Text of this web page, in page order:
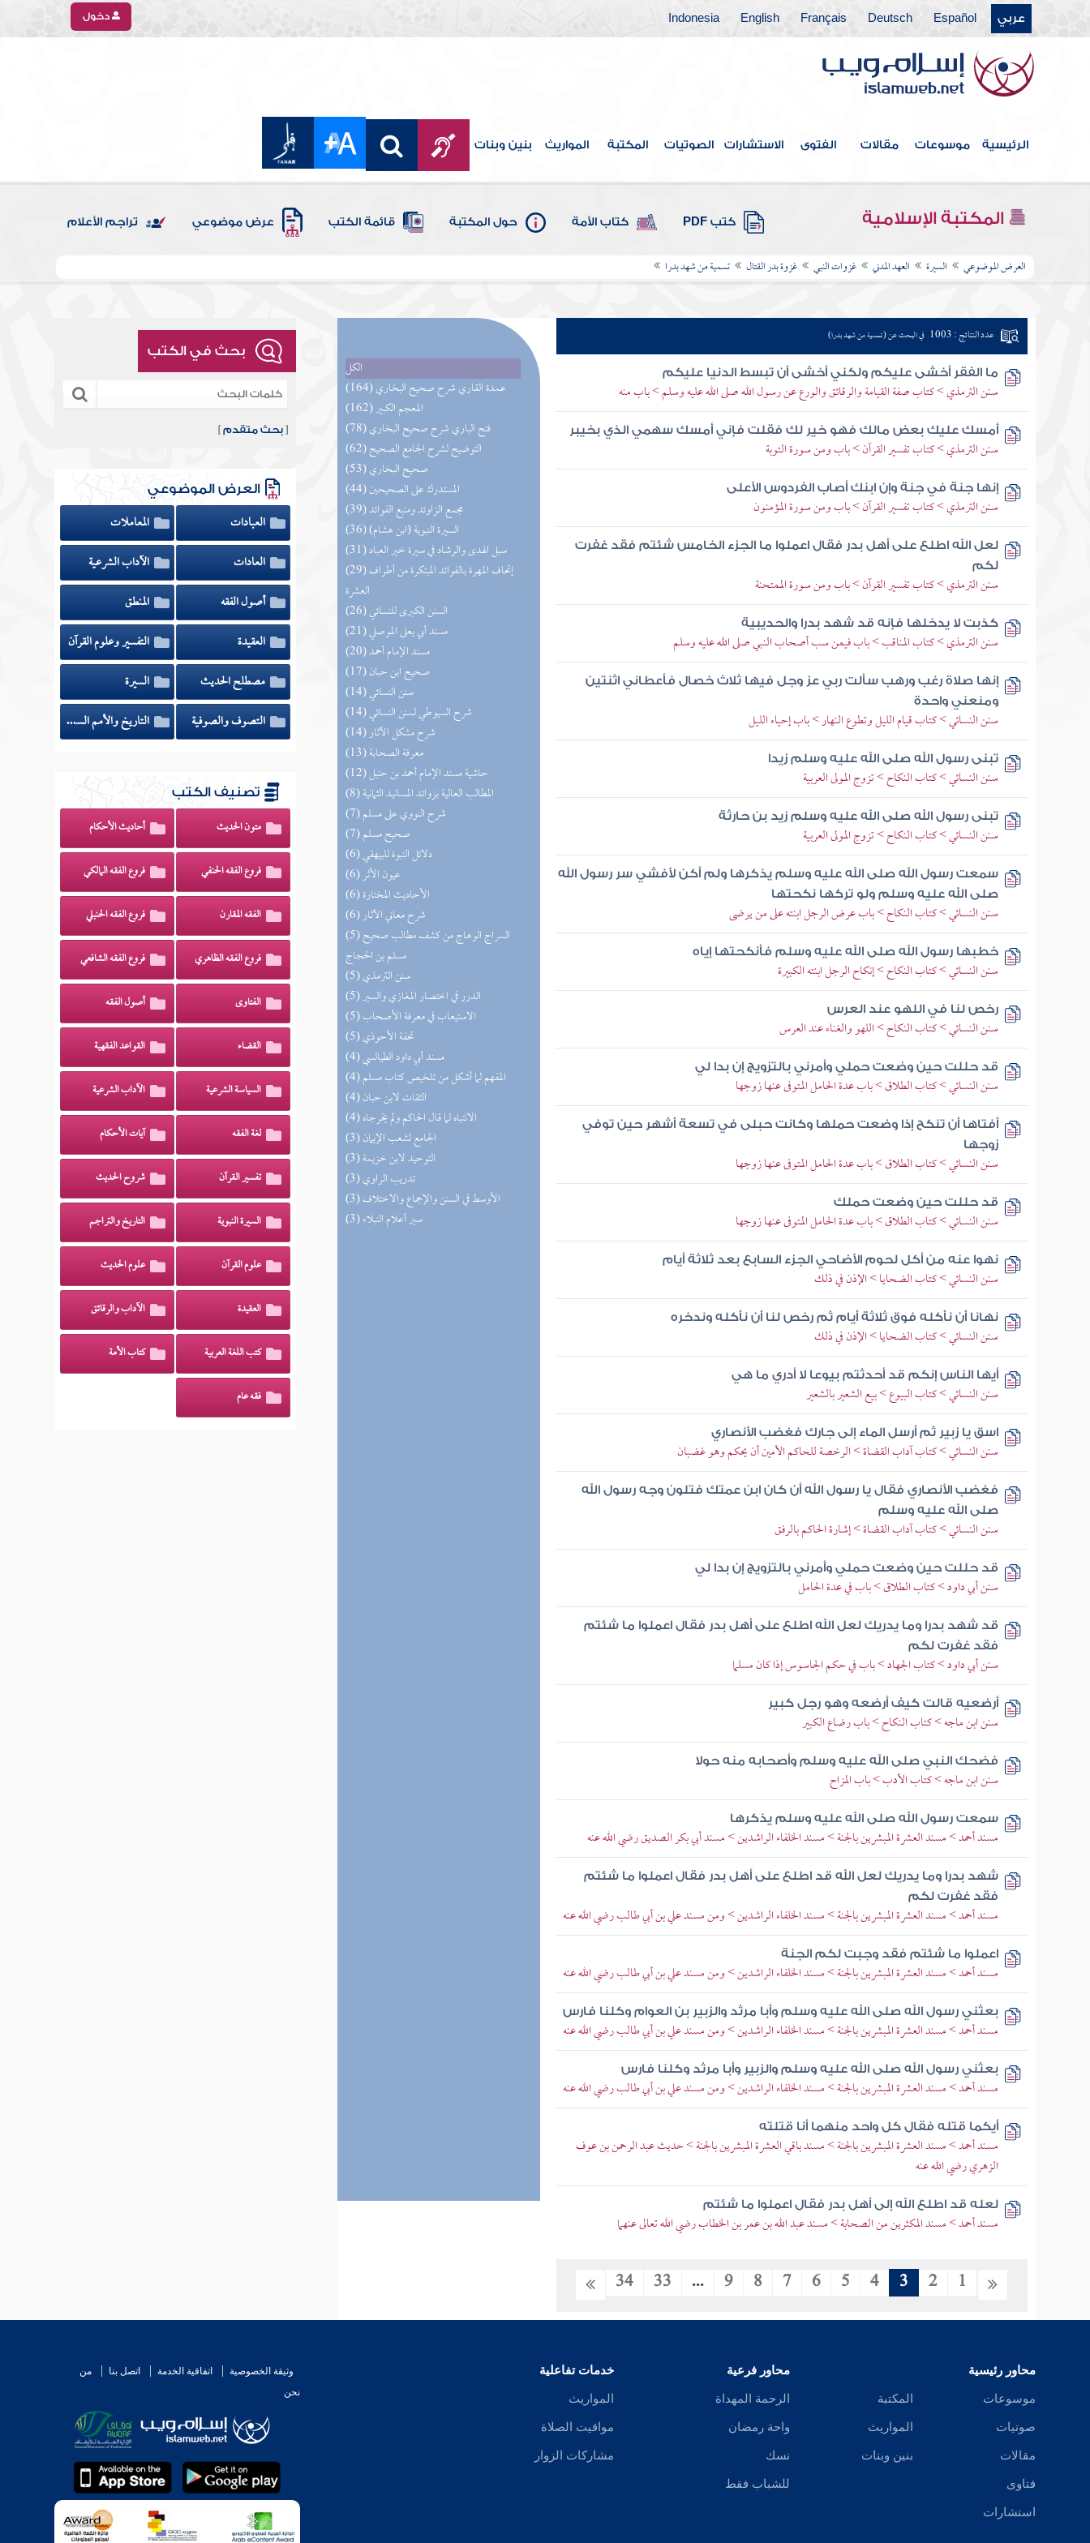
عربي Español
Deutsch
Français
English
Indonesia دخول
الرئيسية موسوعات مقالات الفتوى الاستشارات الصوتيات المكتبة المواريث بنين وبنات
المكتبة الإسلامية كتب PDF كتاب الأمة حول المكتبة قائمة الكتب عرض موضوعي تراجم الأعلام
العرض الموضوعي السيرة العهد المدني غزوات النبي غزوة بدر القتال تسمية من شهد بدرا
الكل
(164) عمدة القاري شرح صحيح البخاري
(162) المعجم الكبير
(78) فتح الباري شرح صحيح البخاري
(62) التوضيح لشرح الجامع الصحيح
(53) صحيح البخاري
(44) المستدرك على الصحيحين
(39) مجمع الزاوئد ومنبع الفوائد
(36) السيرة النبوية (ابن هشام)
(31) سبل الهدى والرشاد في سيرة خير العباد
(29) إتحاف المهرة بالفوائد المبتكرة من أطراف
العشرة
(26) السنن الكبرى للنسائي
(21) مسند أبي يعلى الموصلي
(20) مسند الإمام أحمد
(17) صحيح ابن حبان
(14) سنن النسائي
(14) شرح السيوطي لسنن النسائي
(14) شرح مشكل الآثار
(13) معرفة الصحابة
(12) حاشية مسند الإمام أحمد بن حنبل
(8) المطالب العالية بزوائد المسانيد الثمانية
(7) شرح النووي على مسلم
(7) صحيح مسلم
(6) دلائل النبوة للبيهقي
(6) عيون الأثر
(6) الأحاديث المختارة
(6) شرح معاني الآثار
(5) السراج الوهاج من كشف مطالب صحيح
مسلم بن الحجاج
(5) سنن الترمذي
(5) الدرر في اختصار المغازي والسير
(5) الاستيعاب في معرفة الأصحاب
(5) تحفة الأحوذي
(4) مسند أبي داود الطيالسي
(4) المفهم لما أشكل من تلخيص كتاب مسلم
(4) الثقات لابن حبان
(4) الانتباه لما قال الحاكم ولم يخرجاه
(3) الجامع لشعب الإيمان
(3) التوحيد لابن خزيمة
(3) تدريب الراوي
(3) الأوسط في السنن والإجماع والاختلاف
(3) سير أعلام النبلاء
عدد النتائج : 1003 في البحث عن (تسمية من شهد بدرا)
ما الفقر أخشى عليكم ولكني أخشى أن تبسط الدنيا عليكم
سنن الترمذي > كتاب صفة القيامة والرقائق والورع عن رسول الله صلى الله عليه وسلم > باب منه
أمسك عليك بعض مالك فهو خير لك فقلت فإني أمسك سهمي الذي بخيبر
سنن الترمذي > كتاب تفسير القرآن > باب ومن سورة التوبة
إنها جنة في جنة وإن ابنك أصاب الفردوس الأعلى
سنن الترمذي > كتاب تفسير القرآن > باب ومن سورة المؤمنون
لعل الله اطلع على أهل بدر فقال اعملوا ما الجزء الخامس شئتم فقد غفرت
لكم
سنن الترمذي > كتاب تفسير القرآن > باب ومن سورة الممتحنة
كذبت لا يدخلها فإنه قد شهد بدرا والحديبية
سنن الترمذي > كتاب المناقب > باب فيمن سب أصحاب النبي صلى الله عليه وسلم
إنها صلاة رغب ورهب سألت ربي عز وجل فيها ثلاث خصال فأعطاني اثنتين
ومنعني واحدة
سنن النسائي > كتاب قيام الليل وتطوع النهار > باب إحياء الليل
تبنى رسول الله صلى الله عليه وسلم زيدا
سنن النسائي > كتاب النكاح > تزوج المولى العربية
تبنى رسول الله صلى الله عليه وسلم زيد بن حارثة
سنن النسائي > كتاب النكاح > تزوج المولى العربية
سمعت رسول الله صلى الله عليه وسلم يذكرها ولم أكن لأفشي سر رسول الله
صلى الله عليه وسلم ولو تركها نكحتها
سنن النسائي > كتاب النكاح > باب عرض الرجل ابنته على من يرضى
خطبها رسول الله صلى الله عليه وسلم فأنكحتها إياه
سنن النسائي > كتاب النكاح > إنكاح الرجل ابنته الكبيرة
رخص لنا في اللهو عند العرس
سنن النسائي > كتاب النكاح > اللهو والغناء عند العرس
قد حللت حين وضعت حملي وأمرني بالتزويج إن بدا لي
سنن النسائي > كتاب الطلاق > باب عدة الحامل المتوفى عنها زوجها
أفتاها أن تنكح إذا وضعت حملها وكانت حبلى في تسعة أشهر حين توفي
زوجها
سنن النسائي > كتاب الطلاق > باب عدة الحامل المتوفى عنها زوجها
قد حللت حين وضعت حملك
سنن النسائي > كتاب الطلاق > باب عدة الحامل المتوفى عنها زوجها
نهوا عنه من أكل لحوم الأضاحي الجزء السابع بعد ثلاثة أيام
سنن النسائي > كتاب الضحايا > الإذن في ذلك
نهانا أن نأكله فوق ثلاثة أيام ثم رخص لنا أن نأكله وندخره
سنن النسائي > كتاب الضحايا > الإذن في ذلك
أيها الناس إنكم قد أحدثتم بيوعا لا أدري ما هي
سنن النسائي > كتاب البيوع > بيع الشعير بالشعير
اسق يا زبير ثم أرسل الماء إلى جارك فغضب الأنصاري
سنن النسائي > كتاب آداب القضاة > الرخصة للحاكم الأمين أن يحكم وهو غضبان
فغضب الأنصاري فقال يا رسول الله أن كان ابن عمتك فتلون وجه رسول الله
صلى الله عليه وسلم
سنن النسائي > كتاب آداب القضاة > إشارة الحاكم بالرفق
قد حللت حين وضعت حملي وأمرني بالتزويج إن بدا لي
سنن أبي داود > كتاب الطلاق > باب في عدة الحامل
قد شهد بدرا وما يدريك لعل الله اطلع على أهل بدر فقال اعملوا ما شئتم
فقد غفرت لكم
سنن أبي داود > كتاب الجهاد > باب في حكم الجاسوس إذا كان مسلما
أرضعيه قالت كيف أرضعه وهو رجل كبير
سنن ابن ماجه > كتاب النكاح > باب رضاع الكبير
فضحك النبي صلى الله عليه وسلم وأصحابه منه حولا
سنن ابن ماجه > كتاب الأدب > باب المزاح
سمعت رسول الله صلى الله عليه وسلم يذكرها
مسند أحمد > مسند العشرة المبشرين بالجنة > مسند الخلفاء الراشدين > مسند أبي بكر الصديق رضي الله عنه
شهد بدرا وما يدريك لعل الله قد اطلع على أهل بدر فقال اعملوا ما شئتم
فقد غفرت لكم
مسند أحمد > مسند العشرة المبشرين بالجنة > مسند الخلفاء الراشدين > ومن مسند علي بن أبي طالب رضي الله عنه
اعملوا ما شئتم فقد وجبت لكم الجنة
مسند أحمد > مسند العشرة المبشرين بالجنة > مسند الخلفاء الراشدين > ومن مسند علي بن أبي طالب رضي الله عنه
بعثني رسول الله صلى الله عليه وسلم وأبا مرثد والزبير بن العوام وكلنا فارس
مسند أحمد > مسند العشرة المبشرين بالجنة > مسند الخلفاء الراشدين > ومن مسند علي بن أبي طالب رضي الله عنه
بعثني رسول الله صلى الله عليه وسلم والزبير وأبا مرثد وكلنا فارس
مسند أحمد > مسند العشرة المبشرين بالجنة > مسند الخلفاء الراشدين > ومن مسند علي بن أبي طالب رضي الله عنه
أيكما قتله فقال كل واحد منهما أنا قتلته
مسند أحمد > مسند العشرة المبشرين بالجنة > مسند باقي العشرة المبشرين بالجنة > حديث عبد الرحمن بن عوف
الزهري رضي الله عنه
لعله قد اطلع الله إلى أهل بدر فقال اعملوا ما شئتم
مسند أحمد > مسند المكثرين من الصحابة > مسند عبد الله بن عمر بن الخطاب رضي الله تعالى عنهما
1
2
3
4
5
6
7
8
9
...
33
34
بحث في الكتب
[بحث متقدم ]
العرض الموضوعي
العبادات
المعاملات
العادات
الآداب الشرعية
أصول الفقه
المنطق
العقيدة
التفسير وعلوم القرآن
مصطلح الحديث
السيرة
التصوف والصوفية
التاريخ والأمم السابقة
تصنيف الكتب
متون الحديث أحاديث الأحكام
فروع الفقه الحنفي فروع الفقه المالكي
الفقه المقارن فروع الفقه الحنبلي
فروع الفقه الظاهري فروع الفقه الشافعي
الفتاوى أصول الفقه
القضاء القواعد الفقهية
السياسة الشرعية الآداب الشرعية
لغة الفقه آيات الأحكام
تفسير القرآن شروح الحديث
السيرة النبوية التاريخ والتراجم
علوم القرآن علوم الحديث
العقيدة الآداب والرقائق
كتب اللغة العربية كتاب الأمة
فقه عام
محاور رئيسية
موسوعات
صوتيات
مقالات
فتاوى
استشارات
المكتبة
المواريث
بنين وبنات
محاور فرعية
الرحمة المهداة
واحة رمضان
نسك
للشباب فقط
خدمات تفاعلية
المواريث
مواقيت الصلاة
مشاركات الزوار
وثيقة الخصوصية اتفاقية الخدمة اتصل بنا
من
نحن